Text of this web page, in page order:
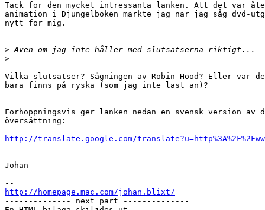
Tack för den mycket intressanta länken. Att det var
animation i Djungelboken märkte jag när jag såg dvd-
nytt för mig.
>
>
Vilka slutsatser? Sågningen av Robin Hood? Eller var
bara finns på ryska (som jag inte läst än)?
Förhoppningsvis ger länken nedan en svensk version av
översättning:
http://translate.google.com/
Johan
http://homepage.mac.com/johan.blixt/
-------------- next part --------------